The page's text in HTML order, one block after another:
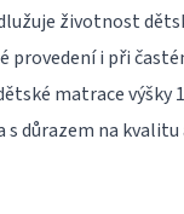
životnost
provedení i při
matrace výšky
s důrazem na